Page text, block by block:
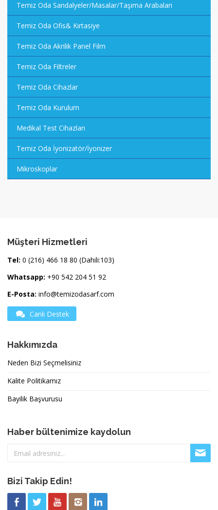
Temiz Oda Sandalyeler/Masalar/Taşıma Arabaları
Temiz Oda Ofis& Kırtasiye
Temiz Oda Akrilik Panel Film
Temiz Oda Filtreler
Temiz Oda Cihazlar
Temiz Oda Kurulum
Medikal Test Cihazları
Temiz Oda İyonizatör/İyonizer
Mikroskoplar
Müşteri Hizmetleri
Tel: 0 (216) 466 18 80 (Dahili:103)
Whatsapp: +90 542 204 51 92
E-Posta: info@temizodasarf.com
Canlı Destek
Hakkımızda
Neden Bizi Seçmelisiniz
Kalite Politikamız
Bayilik Başvurusu
Haber bültenimize kaydolun
Bizi Takip Edin!